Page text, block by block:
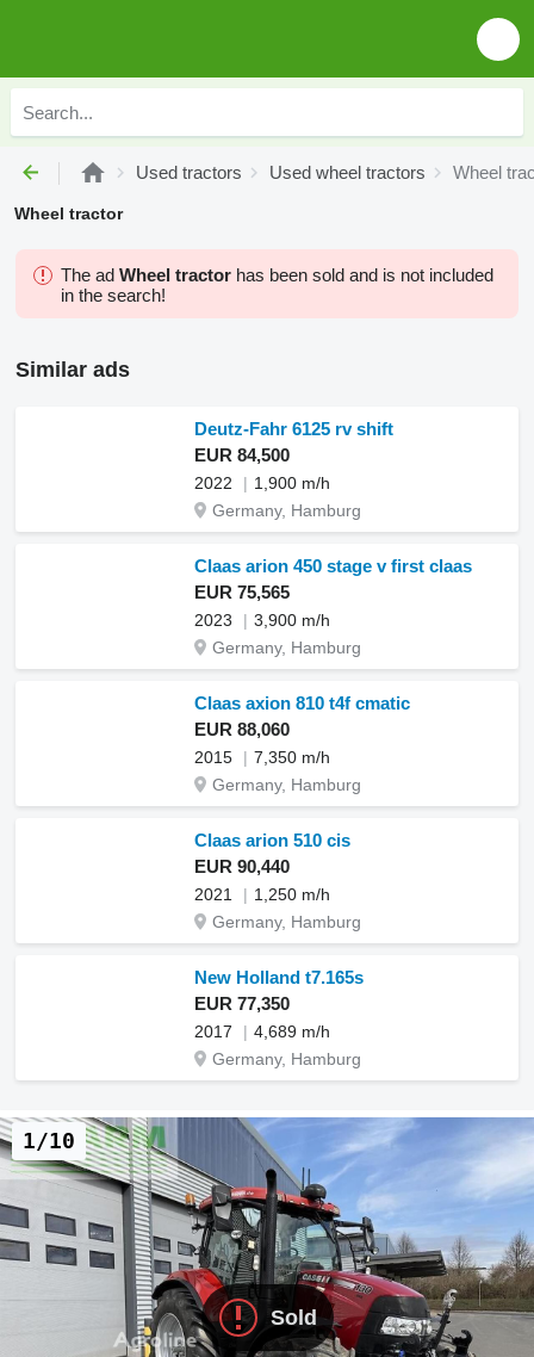
Used tractors Used wheel tractors Wheel
Wheel tractor
The ad Wheel tractor has been sold and is not included
in the search!
Similar ads
Deutz-Fahr 6125 rv shift
EUR 84,500
2022
1,900 m/h
Germany, Hamburg
Claas arion 450 stage v first claas
EUR 75,565
2023
3,900 m/h
Germany, Hamburg
Claas axion 810 t4f cmatic
EUR 88,060
2015
7,350 m/h
Germany, Hamburg
Claas arion 510 cis
EUR 90,440
2021
1,250 m/h
Germany, Hamburg
New Holland t7.165s
EUR 77,350
2017
4,689 m/h
Germany, Hamburg
Sold
1/10